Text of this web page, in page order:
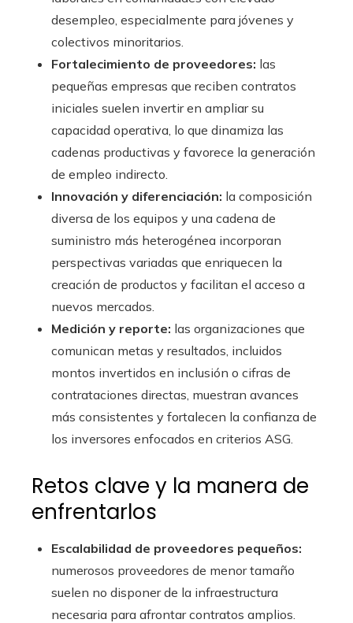
desempleo, especialmente para jóvenes y
colectivos minoritarios.
Fortalecimiento de proveedores: las
pequeñas empresas que reciben contratos
iniciales suelen invertir en ampliar su
capacidad operativa, lo que dinamiza las
cadenas productivas y favorece la generación
de empleo indirecto.
Innovación y diferenciación: la composición
diversa de los equipos y una cadena de
suministro más heterogénea incorporan
perspectivas variadas que enriquecen la
creación de productos y facilitan el acceso a
nuevos mercados.
Medición y reporte: las organizaciones que
comunican metas y resultados, incluidos
montos invertidos en inclusión o cifras de
contrataciones directas, muestran avances
más consistentes y fortalecen la confianza de
los inversores enfocados en criterios ASG.
Retos clave y la manera de
enfrentarlos
Escalabilidad de proveedores pequeños:
numerosos proveedores de menor tamaño
suelen no disponer de la infraestructura
necesaria para afrontar contratos amplios.